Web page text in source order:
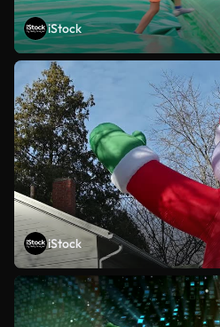
iStock
iStock